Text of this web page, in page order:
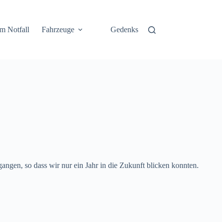
Notfall Fahrzeuge Gedenksteine
so dass wir nur ein Jahr in die Zukunft blicken konnten.